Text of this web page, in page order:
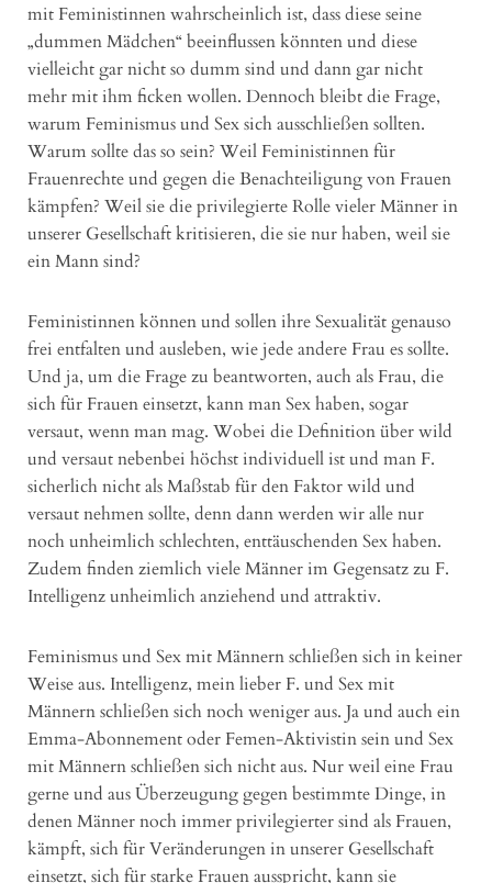
mit Feministinnen wahrscheinlich ist, dass diese seine
„dummen Mädchen“ beeinflussen könnten und diese
vielleicht gar nicht so dumm sind und dann gar nicht
mehr mit ihm ficken wollen. Dennoch bleibt die Frage,
warum Feminismus und Sex sich ausschließen sollten.
Warum sollte das so sein? Weil Feministinnen für
Frauenrechte und gegen die Benachteiligung von Frauen
kämpfen? Weil sie die privilegierte Rolle vieler Männer in
unserer Gesellschaft kritisieren, die sie nur haben, weil sie
ein Mann sind?
Feministinnen können und sollen ihre Sexualität genauso
frei entfalten und ausleben, wie jede andere Frau es sollte.
Und ja, um die Frage zu beantworten, auch als Frau, die
sich für Frauen einsetzt, kann man Sex haben, sogar
versaut, wenn man mag. Wobei die Definition über wild
und versaut nebenbei höchst individuell ist und man F.
sicherlich nicht als Maßstab für den Faktor wild und
versaut nehmen sollte, denn dann werden wir alle nur
noch unheimlich schlechten, enttäuschenden Sex haben.
Zudem finden ziemlich viele Männer im Gegensatz zu F.
Intelligenz unheimlich anziehend und attraktiv.
Feminismus und Sex mit Männern schließen sich in keiner
Weise aus. Intelligenz, mein lieber F. und Sex mit
Männern schließen sich noch weniger aus. Ja und auch ein
Emma-Abonnement oder Femen-Aktivistin sein und Sex
mit Männern schließen sich nicht aus. Nur weil eine Frau
gerne und aus Überzeugung gegen bestimmte Dinge, in
denen Männer noch immer privilegierter sind als Frauen,
kämpft, sich für Veränderungen in unserer Gesellschaft
einsetzt, sich für starke Frauen ausspricht, kann sie